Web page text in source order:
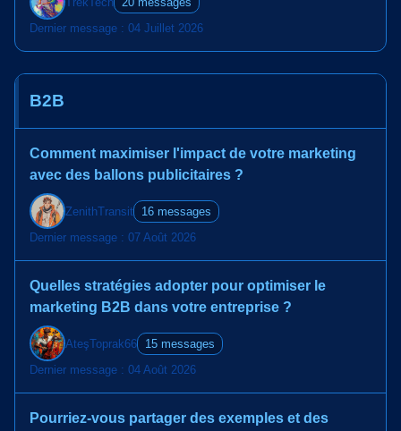
Dernier message : 04 Juillet 2026
B2B
Comment maximiser l'impact de votre marketing
avec des ballons publicitaires ?
ZenithTransit
16 messages
Dernier message : 07 Août 2026
Quelles stratégies adopter pour optimiser le
marketing B2B dans votre entreprise ?
AteşToprak66
15 messages
Dernier message : 04 Août 2026
Pourriez-vous partager des exemples et des